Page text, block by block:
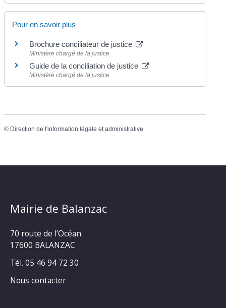
Pour en savoir plus
Brochure conciliateur de justice
Ministère chargé de la justice
Guide de la conciliation de justice
Ministère chargé de la justice
© Direction de l'information légale et administrative
Mairie de Balanzac
70 route de l’Océan
17600 BALANZAC
Tél. 05 46 94 72 30
Nous contacter